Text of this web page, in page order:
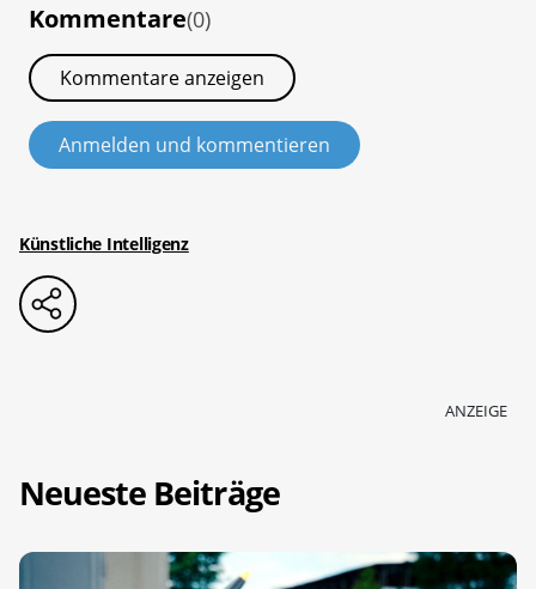
Kommentare(0)
Kommentare anzeigen
Anmelden und kommentieren
Künstliche Intelligenz
ANZEIGE
Neueste Beiträge